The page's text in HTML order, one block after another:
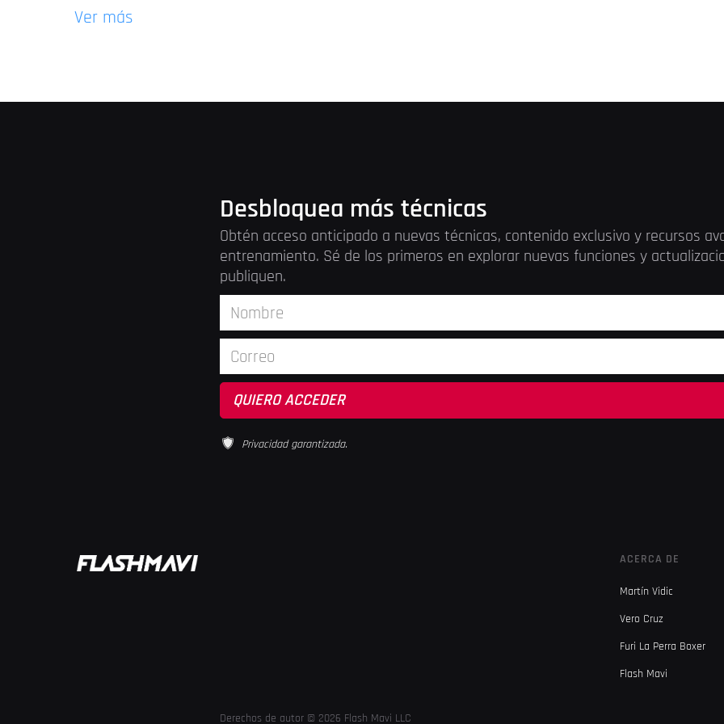
Ver más
Desbloquea más técnicas
Obtén acceso anticipado a nuevas técnicas, contenido exclusivo y recursos
entrenamiento. Sé de los primeros en explorar nuevas funciones y
publiquen.
Privacidad garantizada.
ACERCA DE
Martín Vidic
Vero Cruz
Furi La Perra Boxer
Flash Mavi
Derechos de autor © 2026 Flash Mavi LLC